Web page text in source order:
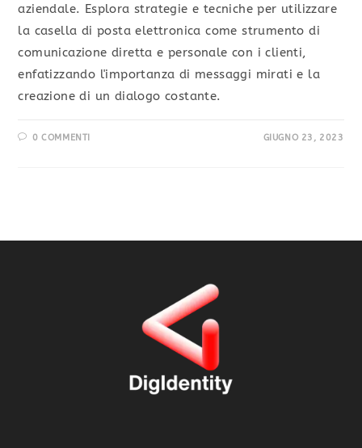
aziendale. Esplora strategie e tecniche per utilizzare
la casella di posta elettronica come strumento di
comunicazione diretta e personale con i clienti,
enfatizzando l'importanza di messaggi mirati e la
creazione di un dialogo costante.
0 COMMENTI GIUGNO 23, 2023